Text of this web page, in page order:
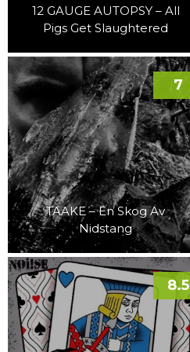
12 GAUGE AUTOPSY – All
Pigs Get Slaughtered
TAAKE – En Skog Av
Nidstang
7
8.5